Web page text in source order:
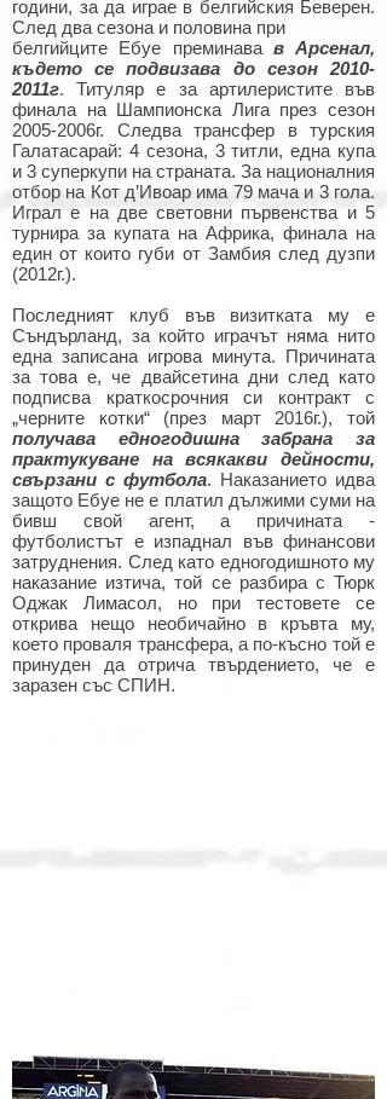
години, за да играе в белгийския Беверен.
След два сезона и половина при
белгийците Ебуе преминава в Арсенал,
където се подвизава до сезон 2010-
2011г. Титуляр е за артилеристите във
финала на Шампионска Лига през сезон
2005-2006г. Следва трансфер в турския
Галатасарай: 4 сезона, 3 титли, една купа
и 3 суперкупи на страната. За националния
отбор на Кот д’Ивоар има 79 мача и 3 гола.
Играл е на две световни първенства и 5
турнира за купата на Африка, финала на
един от които губи от Замбия след дузпи
(2012г.).
Последният клуб във визитката му е
Съндърланд, за който играчът няма нито
една записана игрова минута. Причината
за това е, че двайсетина дни след като
подписва краткосрочния си контракт с
„черните котки“ (през март 2016г.), той
получава едногодишна забрана за
практукуване на всякакви дейности,
свързани с футбола. Наказанието идва
защото Ебуе не е платил дължими суми на
бивш свой агент, а причината -
футболистът е изпаднал във финансови
затруднения. След като едногодишното му
наказание изтича, той се разбира с Тюрк
Оджак Лимасол, но при тестовете се
открива нещо необичайно в кръвта му,
което проваля трансфера, а по-късно той е
принуден да отрича твърдението, че е
заразен със СПИН.